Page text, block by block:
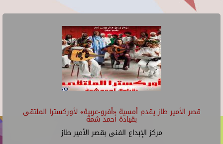
قصر الأمير طاز يقدم أمسية «أفرو-عربية» لأوركسترا الملتقى
بقيادة أحمد شمة
مركز الإبداع الفنى بقصر الأمير طاز